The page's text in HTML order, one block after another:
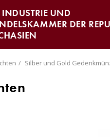
INDUSTRIE UND
DER
Silber und Gold